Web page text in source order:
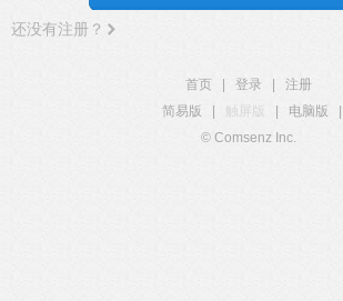
还没有注册？
首页 登录
注册
简易版
触屏版 电脑版
© Comsenz Inc.